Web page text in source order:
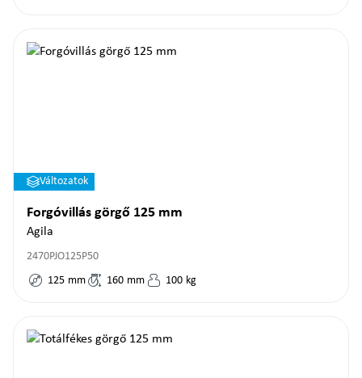
Változatok
Forgóvillás görgő 125 mm
Agila
2470PJO125P50
125 mm 160 mm 100 kg